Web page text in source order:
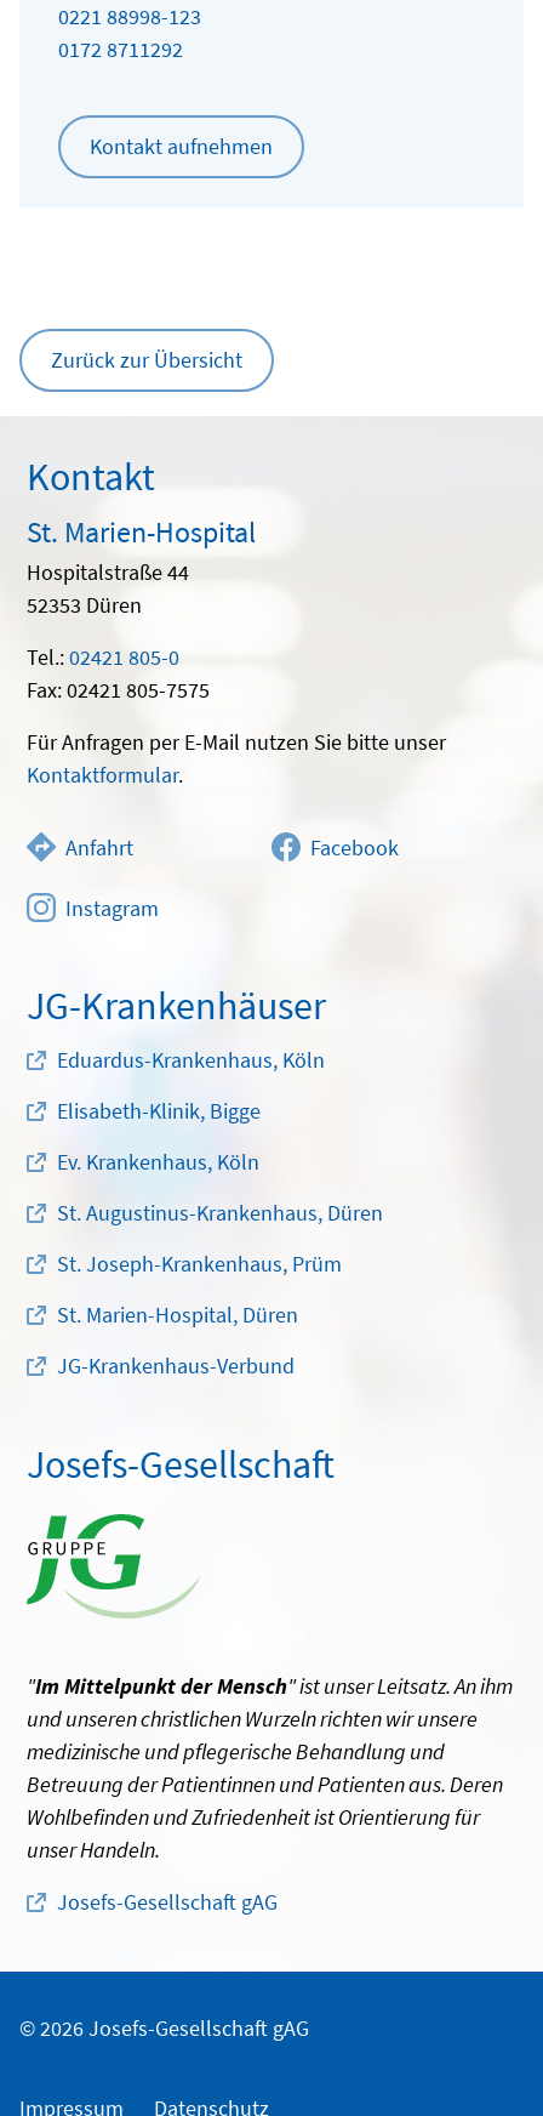
0221 88998-123
0172 8711292
Kontakt aufnehmen
Zurück zur Übersicht
Kontakt
St. Marien-Hospital
Hospitalstraße 44
52353 Düren
Tel.:02421 805-0
Fax: 02421 805-7575
Für Anfragen per E-Mail nutzen Sie bitte unser
Kontaktformular.
Anfahrt Facebook
Instagram
JG-Krankenhäuser
Eduardus-Krankenhaus, Köln
Elisabeth-Klinik, Bigge
Ev. Krankenhaus, Köln
St. Augustinus-Krankenhaus, Düren
St. Joseph-Krankenhaus, Prüm
St. Marien-Hospital, Düren
JG-Krankenhaus-Verbund
Josefs-Gesellschaft
"Im Mittelpunkt der Mensch" ist unser Leitsatz. An ihm
und unseren christlichen Wurzeln richten wir unsere
medizinische und pflegerische Behandlung und
Betreuung der Patientinnen und Patienten aus. Deren
Wohlbefinden und Zufriedenheit ist Orientierung für
unser Handeln.
Josefs-Gesellschaft gAG
Impressum Datenschutz
© 2026 Josefs-Gesellschaft gAG